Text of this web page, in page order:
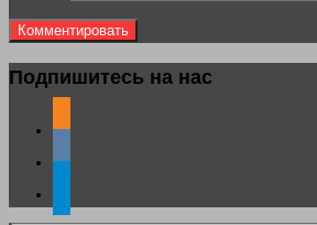
Подпишитесь на нас